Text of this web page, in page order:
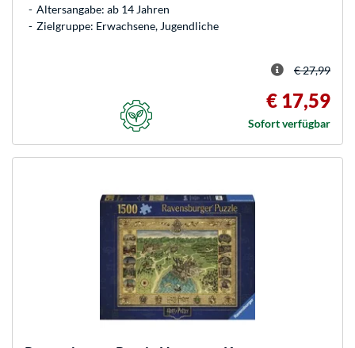
Altersangabe: ab 14 Jahren
Zielgruppe: Erwachsene, Jugendliche
€ 27,99
€ 17,59
Sofort verfügbar